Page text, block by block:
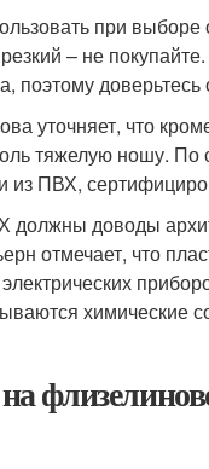
при
– не
поэтому
уточняет, что
тяжелую ношу. По
из ПВХ,
должны доводы
отмечает, что
химические